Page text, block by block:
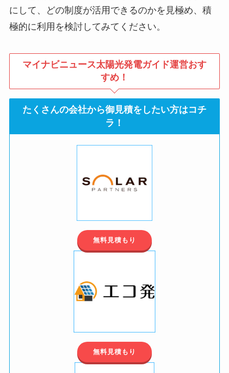
にして、どの制度が活用できるのかを見極め、積
極的に利用を検討してみてください。
マイナビニュース太陽光発電ガイド運営おす
すめ！
たくさんの会社から御見積をしたい方はコチ
ラ！
無料見積もり
無料見積もり